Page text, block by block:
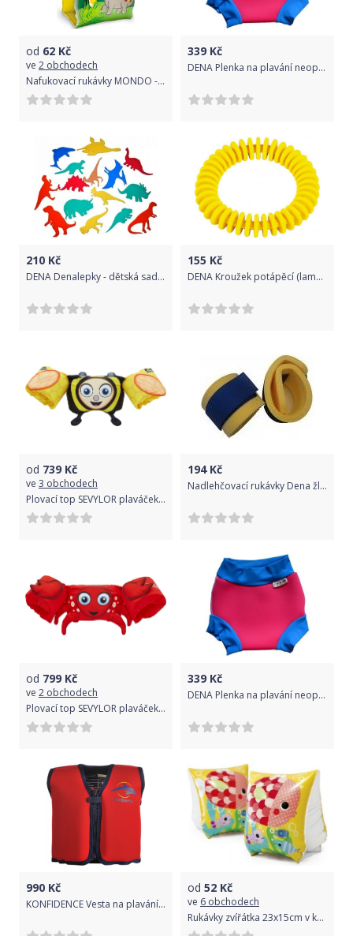
od 62 Kč
ve 2 obchodech
Nafukovací rukávky MONDO - Fantasy 25x15 cm
339 Kč
DENA Plenka na plavání neoprenová, růžovo-modrá, modro-zelená, XS
210 Kč
DENA Denalepky - dětská sada, dinosauři
155 Kč
DENA Kroužek potápěcí (lamelový), žlutá
od 739 Kč
ve 3 obchodech
Plovací top SEVYLOR plaváček žlutý - včela
194Kč
Nadlehčovací rukávky Dena žluto - modré
od 799 Kč
ve 2 obchodech
Plovací top SEVYLOR plaváček červený - krab
339 Kč
DENA Plenka na plavání neoprenová, růžovo-modrá, modro-zelená, XL
990 Kč
KONFIDENCE Vesta na plavání JACKET ORIGINAL červená, L
od 52 Kč
ve 6 obchodech
Rukávky zvířátka 23x15cm v krabičce 3-6 let